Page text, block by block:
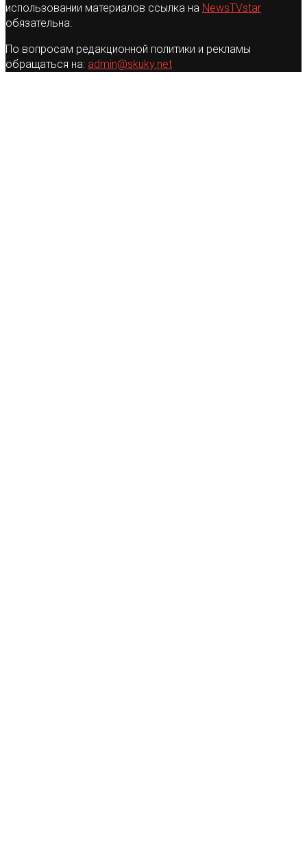
использовании материалов ссылка на NewsTVstar
обязательна.
По вопросам редакционной политики и рекламы
обращаться на: admin@skuky.net